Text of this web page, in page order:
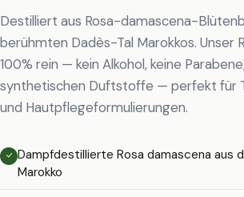
Destilliert aus Rosa-damascena-
berühmten Dadès-Tal Marokkos. Unser
100% rein — kein Alkohol, keine
synthetischen Duftstoffe — perfekt für
und Hautpflegeformulierungen.
Dampfdestillierte Rosa damascena aus
Marokko